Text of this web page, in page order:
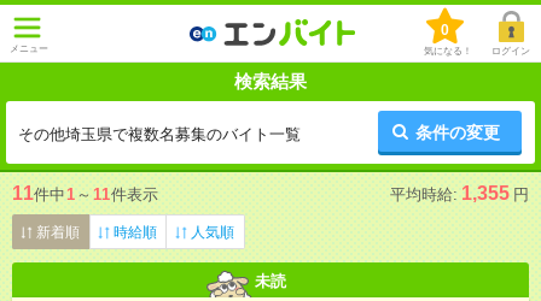
メニュー
0
気になる！ ログイン
検索結果
その他埼玉県で複数名募集のバイト一覧 条件の変更
11件中1 ～ 11件表示 平均時給: 1,355 円
新着順 時給順 人気順
未読